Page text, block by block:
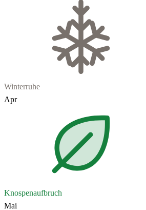
Winterruhe
Apr
Knospenaufbruch
Mai